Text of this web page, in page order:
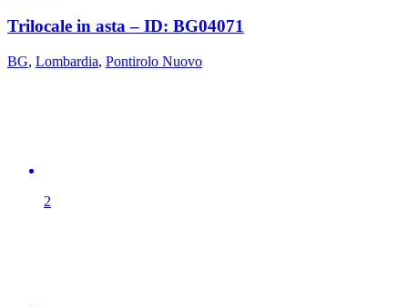
Trilocale in asta – ID: BG04071
BG, Lombardia, Pontirolo Nuovo
2